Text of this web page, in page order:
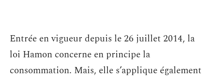
Entrée en vigueur depuis le 26 juillet 2014, la
loi Hamon concerne en principe la
consommation. Mais, elle s’applique également